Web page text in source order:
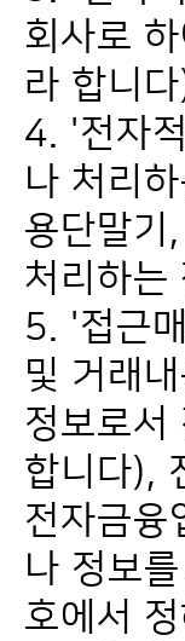
회사로
라 합니
4. '전자
나 처리
용단말기
처리하는
5. '접근
및 거래
정보로서
합니다),
전자금융
나 정보
호에서